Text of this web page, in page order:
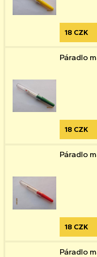
18 CZK
Páradlo
18 CZK
Páradlo
18 CZK
Páradlo